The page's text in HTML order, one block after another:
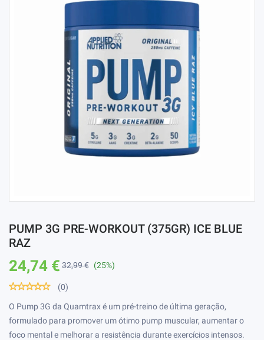
PUMP 3G PRE-WORKOUT (375GR) ICE BLUE
RAZ
24,74 € 32,99 € (25%)
(0)
O Pump 3G da Quamtrax é um pré-treino de última geração,
formulado para promover um ótimo pump muscular, aumentar o
foco mental e melhorar a resistência durante exercícios intensos.